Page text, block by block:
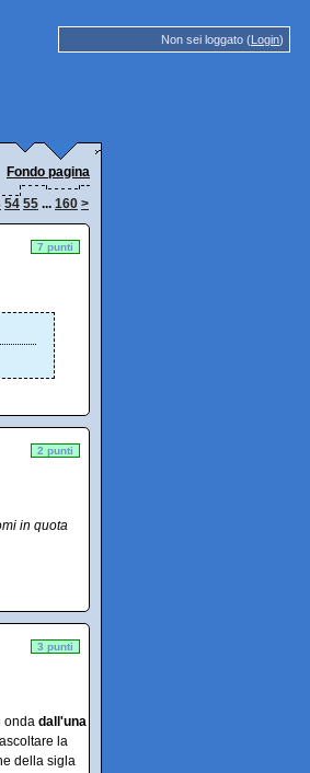
Non sei loggato (Login)
Fondo pagina
54 55 ... 160 >
7 punti
2 punti
in quota
3 punti
onda dall'una
la
della sigla